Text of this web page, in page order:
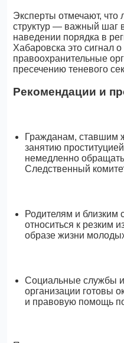
Эксперты отмечают, что
структур — важный шаг
наведении порядка в
Хабаровска это сигнал о
правоохранительные
пресечению теневого
Рекомендации и
Гражданам, ставшим
занятию
немедленно
Следственный
Родителям и близким
относиться к резким
образе жизни
Социальные службы
организации готовы
и правовую помощь